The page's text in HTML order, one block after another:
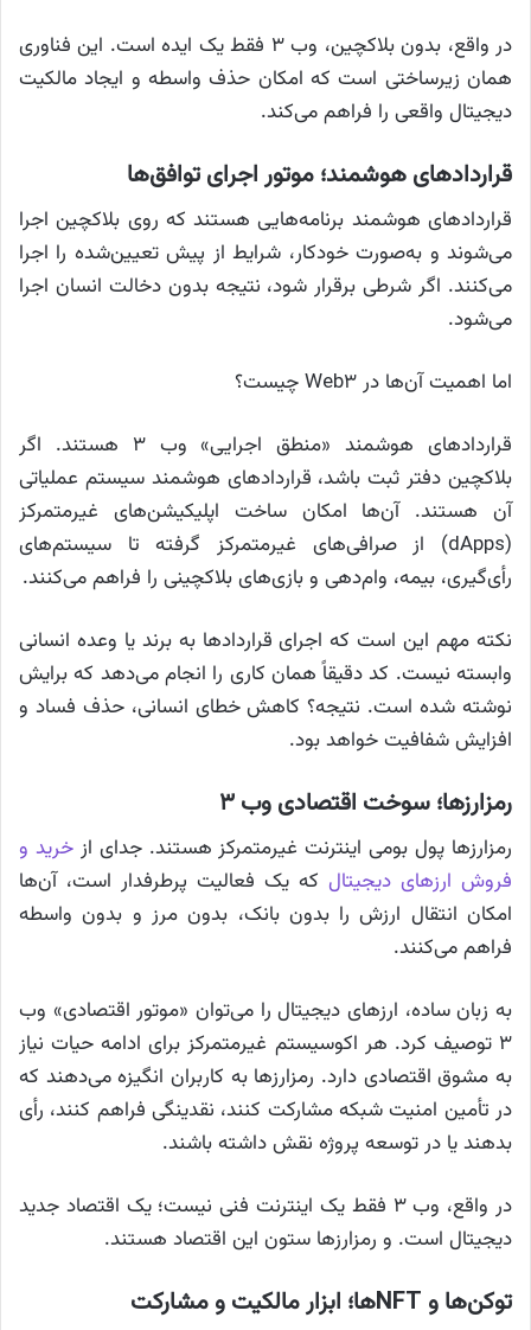
در واقع، بدون بلاکچین، وب ۳ فقط یک ایده است. این فناوری
همان زیرساختی است که امکان حذف واسطه و ایجاد مالکیت
دیجیتال واقعی را فراهم می‌کند.
قراردادهای هوشمند؛ موتور اجرای توافق‌ها
قراردادهای هوشمند برنامه‌هایی هستند که روی بلاکچین اجرا
می‌شوند و به‌صورت خودکار، شرایط از پیش تعیین‌شده را اجرا
می‌کنند. اگر شرطی برقرار شود، نتیجه بدون دخالت انسان اجرا
می‌شود.
اما اهمیت آن‌ها در Web3 چیست؟
قراردادهای هوشمند «منطق اجرایی» وب ۳ هستند. اگر
بلاکچین دفتر ثبت باشد، قراردادهای هوشمند سیستم عملیاتی
آن هستند. آن‌ها امکان ساخت اپلیکیشن‌های غیرمتمرکز
(dApps) از صرافی‌های غیرمتمرکز گرفته تا سیستم‌های
رأی‌گیری، بیمه، وام‌دهی و بازی‌های بلاکچینی را فراهم می‌کنند.
نکته مهم این است که اجرای قراردادها به برند یا وعده انسانی
وابسته نیست. کد دقیقاً همان کاری را انجام می‌دهد که برایش
نوشته شده است. نتیجه؟ کاهش خطای انسانی، حذف فساد و
افزایش شفافیت خواهد بود.
رمزارزها؛ سوخت اقتصادی وب ۳
رمزارزها پول بومی اینترنت غیرمتمرکز هستند. جدای ازخرید و
فروش ارزهای دیجیتال که یک فعالیت پرطرفدار است، آن‌ها
امکان انتقال ارزش را بدون بانک، بدون مرز و بدون واسطه
فراهم می‌کنند.
به زبان ساده، ارزهای دیجیتال را می‌توان «موتور اقتصادی» وب
۳ توصیف کرد. هر اکوسیستم غیرمتمرکز برای ادامه حیات نیاز
به مشوق اقتصادی دارد. رمزارزها به کاربران انگیزه می‌دهند که
در تأمین امنیت شبکه مشارکت کنند، نقدینگی فراهم کنند، رأی
بدهند یا در توسعه پروژه نقش داشته باشند.
در واقع، وب ۳ فقط یک اینترنت فنی نیست؛ یک اقتصاد جدید
دیجیتال است. و رمزارزها ستون این اقتصاد هستند.
توکن‌ها و NFTها؛ ابزار مالکیت و مشارکت